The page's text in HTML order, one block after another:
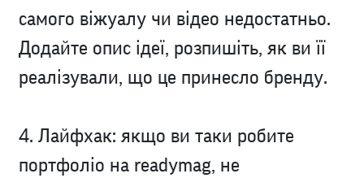
самого віжуалу чи відео недостатньо.
Додайте опис ідеї, розпишіть, як ви її
реалізували, що це принесло бренду.
4. Лайфхак: якщо ви таки робите
портфоліо на readymag, не